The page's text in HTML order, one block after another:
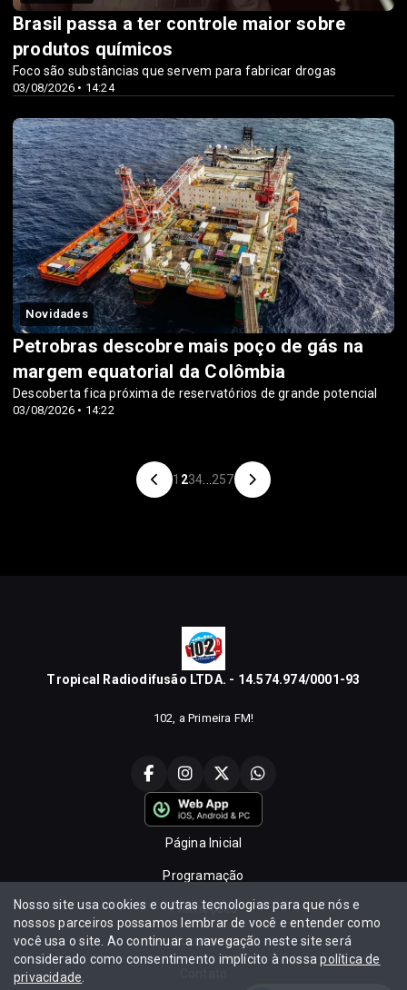
03/08/2026 • 14:24
Brasil passa a ter controle maior sobre
produtos químicos
Foco são substâncias que servem para fabricar drogas
Novidades
03/08/2026 • 14:22
Petrobras descobre mais poço de gás na
margem equatorial da Colômbia
Descoberta fica próxima de reservatórios de grande potencial
1 234 257
Tropical Radiodifusão LTDA. - 14.574.974/0001-93
102, a Primeira FM!
Página Inicial
Programação
Promoções
Locutores
Nosso site usa cookies e outras tecnologias para que nós e
nossos parceiros possamos lembrar de você e entender como
você usa o site. Ao continuar a navegação neste site será
considerado como consentimento implícito à nossapolítica de
privacidade